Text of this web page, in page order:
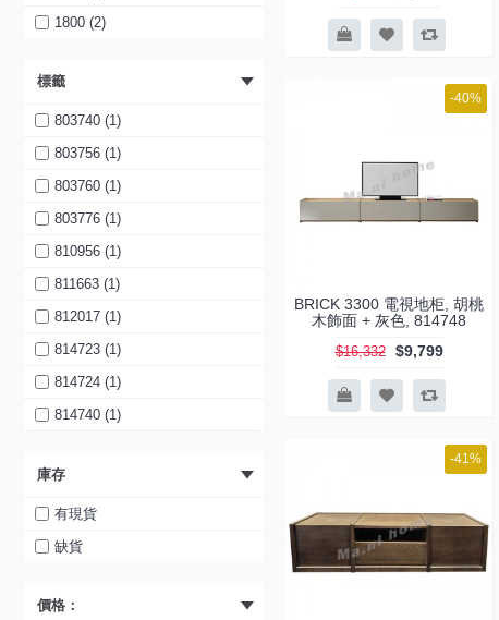
1800 (2)
標籤
803740 (1)
803756 (1)
803760 (1)
803776 (1)
810956 (1)
811663 (1)
812017 (1)
814723 (1)
814724 (1)
814740 (1)
814747 (1)
814748 (1)
814749 (1)
814877 (1)
庫存
有現貨
缺貨
價格：
-40%
BRICK 3300 電視地柜, 胡桃
木飾面 + 灰色, 814748
$16,332 $9,799
-41%